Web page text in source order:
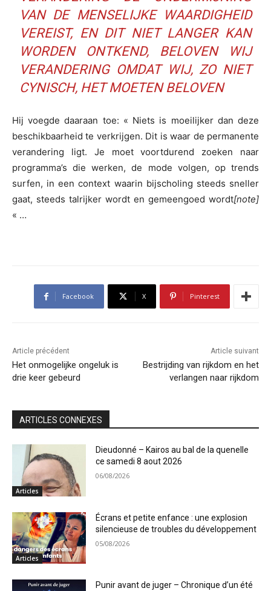
VAN DE MENSELIJKE WAARDIGHEID
VEREIST, EN DIT NIET LANGER KAN
WORDEN ONTKEND, BELOVEN WIJ
VERANDERING OMDAT WIJ, ZO NIET
CYNISCH, HET MOETEN BELOVEN
Hij voegde daaraan toe: « Niets is moeilijker dan deze
beschikbaarheid te verkrijgen. Dit is waar de permanente
verandering ligt. Je moet voortdurend zoeken naar
programma’s die werken, de mode volgen, op trends
surfen, in een context waarin bijscholing steeds sneller
gaat, steeds talrijker wordt en gemeengoed wordt[note]
« …
Facebook X Pinterest
Article précédent
Het onmogelijke ongeluk is
drie keer gebeurd
Article suivant
Bestrijding van rijkdom en het
verlangen naar rijkdom
ARTICLES CONNEXES
Articles
Dieudonné – Kairos au bal de la quenelle
ce samedi 8 aout 2026
06/08/2026
Articles
Écrans et petite enfance : une explosion
silencieuse de troubles du développement
05/08/2026
Punir avant de juger – Chronique d’un été